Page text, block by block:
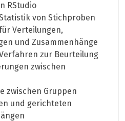
RStudio
von Stichproben
Verteilungen,
und Zusammenhänge
zur Beurteilung
zwischen
zwischen Gruppen
und gerichteten